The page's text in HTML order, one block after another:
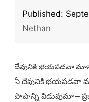
Published:
Nethan
దేవునికి భయపడవా
నీ దేవునికి భయపడవా
పాపాన్ని విడువుమా –